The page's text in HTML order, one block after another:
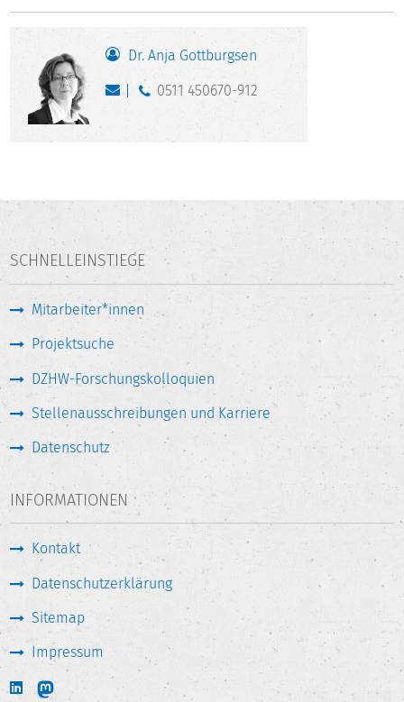
Dr. Anja Gottburgsen
0511 450670-912
SCHNELLEINSTIEGE
Mitarbeiter*innen
Projektsuche
DZHW-Forschungskolloquien
Stellenausschreibungen und Karriere
Datenschutz
INFORMATIONEN
Kontakt
Datenschutzerklärung
Sitemap
Impressum